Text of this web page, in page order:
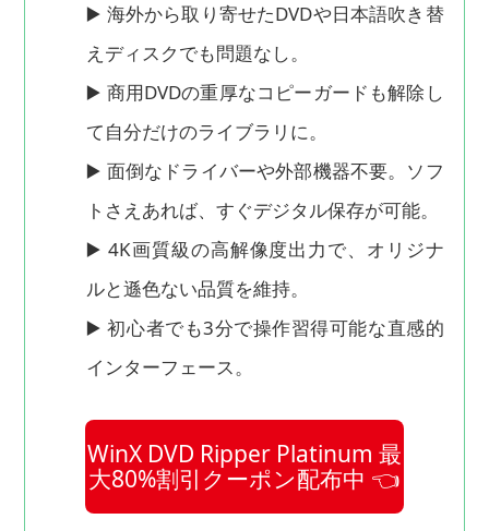
▶️ 海外から取り寄せたDVDや日本語吹き替
えディスクでも問題なし。
▶️ 商用DVDの重厚なコピーガードも解除し
て自分だけのライブラリに。
▶️ 面倒なドライバーや外部機器不要。ソフ
トさえあれば、すぐデジタル保存が可能。
▶️ 4K画質級の高解像度出力で、オリジナ
ルと遜色ない品質を維持。
▶️ 初心者でも3分で操作習得可能な直感的
インターフェース。
WinX DVD Ripper Platinum 最
大80%割引クーポン配布中 👈